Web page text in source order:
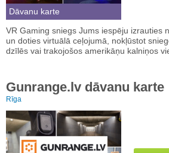
Dāvanu karte
VR Gaming sniegs Jums iespēju izrauties
un doties virtuālā ceļojumā, nokļūstot
dzīlēs vai trakojošos amerikāņu kalniņos
Gunrange.lv dāvanu karte
Rīga